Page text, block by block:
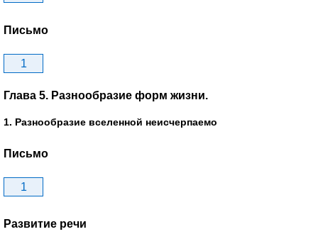
Письмо
1
Глава 5. Разнообразие форм жизни.
1. Разнообразие вселенной неисчерпаемо
Письмо
1
Развитие речи